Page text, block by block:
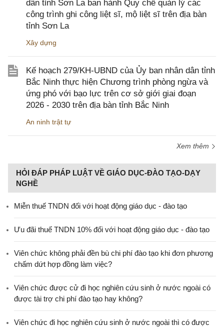
dân tỉnh Sơn La ban hành Quy chế quản lý các
công trình ghi công liệt sĩ, mộ liệt sĩ trên địa bàn
tỉnh Sơn La
Xây dựng
Kế hoạch 279/KH-UBND của Ủy ban nhân dân tỉnh
Bắc Ninh thực hiện Chương trình phòng ngừa và
ứng phó với bạo lực trên cơ sở giới giai đoạn
2026 - 2030 trên địa bàn tỉnh Bắc Ninh
An ninh trật tự
Xem thêm
HỎI ĐÁP PHÁP LUẬT VỀ GIÁO DỤC-ĐÀO TẠO-DẠY
NGHỀ
Miễn thuế TNDN đối với hoạt động giáo dục - đào tạo
Ưu đãi thuế TNDN 10% đối với hoạt động giáo dục - đào tạo
Viên chức không phải đền bù chi phí đào tạo khi đơn phương
chấm dứt hợp đồng làm việc?
Viên chức được cử đi học nghiên cứu sinh ở nước ngoài có
được tài trợ chi phí đào tạo hay không?
Viên chức đi học nghiên cứu sinh ở nước ngoài thì có được